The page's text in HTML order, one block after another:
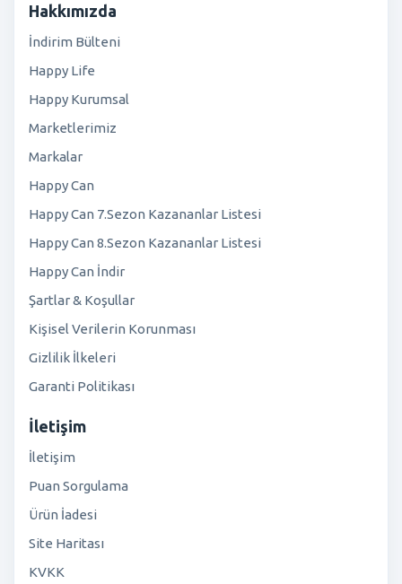
Hakkımızda
İndirim Bülteni
Happy Life
Happy Kurumsal
Marketlerimiz
Markalar
Happy Can
Happy Can 7.Sezon Kazananlar Listesi
Happy Can 8.Sezon Kazananlar Listesi
Happy Can İndir
Şartlar & Koşullar
Kişisel Verilerin Korunması
Gizlilik İlkeleri
Garanti Politikası
İletişim
İletişim
Puan Sorgulama
Ürün İadesi
Site Haritası
KVKK